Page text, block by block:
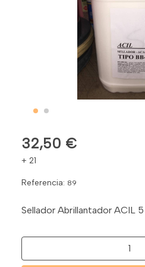
32,50 €
+ 21
Referencia: 89
Sellador Abrillantador ACIL